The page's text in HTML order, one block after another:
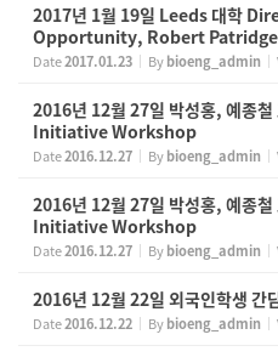
2017년 1월 19일 Leeds 대학
Opportunity, Robert Patridge
Date2017.01.23 Bybioeng_admin
2016년 12월 27일 박성홍, 예종
Initiative Workshop
Date2016.12.27 Bybioeng_admin
2016년 12월 27일 박성홍, 예종
Initiative Workshop
Date2016.12.27 Bybioeng_admin
2016년 12월 22일 외국인학생 간
Date2016.12.22 Bybioeng_admin